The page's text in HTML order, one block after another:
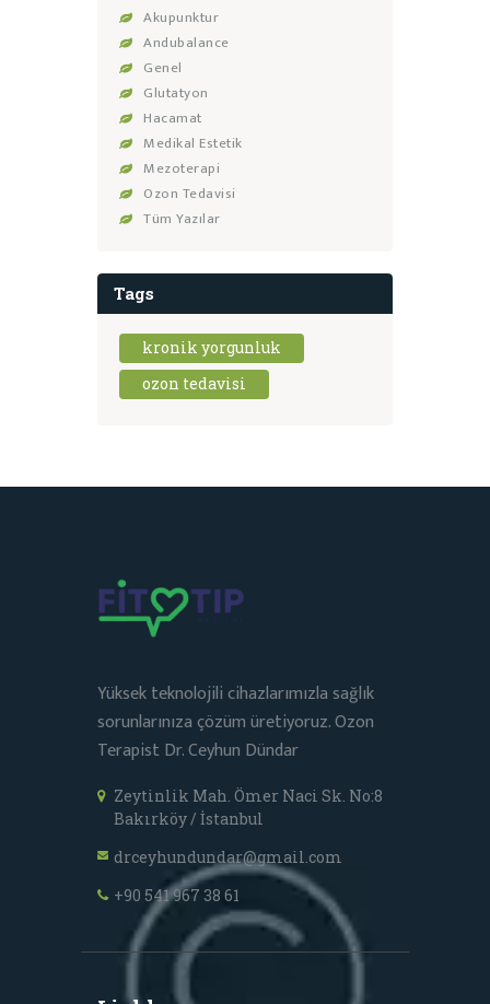
Akupunktur
Andubalance
Genel
Glutatyon
Hacamat
Medikal Estetik
Mezoterapi
Ozon Tedavisi
Tüm Yazılar
Tags
kronik yorgunluk
ozon tedavisi
Yüksek teknolojili cihazlarımızla sağlık
sorunlarınıza çözüm üretiyoruz. Ozon
Terapist Dr. Ceyhun Dündar
Zeytinlik Mah. Ömer Naci Sk. No:8
Bakırköy / İstanbul
drceyhundundar@gmail.com
+90 541 967 38 61